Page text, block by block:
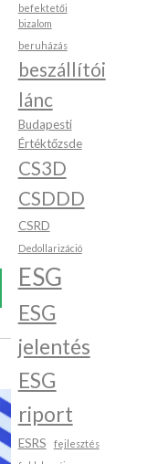
befektetői
bizalom
beruházás
beszállítói
lánc
Budapesti
Értéktőzsde
CS3D
CSDDD
CSRD
Dedollarizáció
ESG
ESG
jelentés
ESG
riport
ESRS
fejlesztés